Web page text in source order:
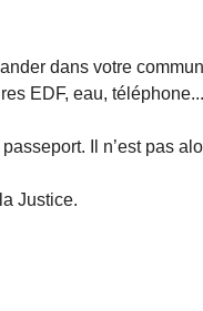
dans votre
EDF, eau,
Il n’est pas
Justice.